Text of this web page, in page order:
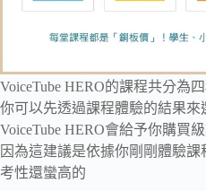
VoiceTube HERO的課程共分為
你可以先透過課程體驗的結果來
VoiceTube HERO會給予你購買
因為這建議是依據你剛剛體驗
考性還蠻高的